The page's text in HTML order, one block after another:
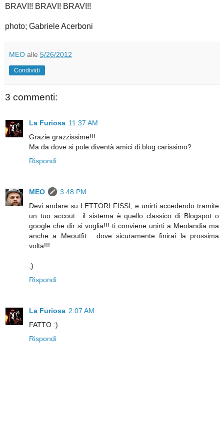
BRAVI!! BRAVI! BRAVI!!
photo; Gabriele Acerboni
MEO alle 5/26/2012
Condividi
3 commenti:
La Furiosa 11:37 AM
Grazie grazzissime!!!
Ma da dove si pole diventà amici di blog carissimo?
Rispondi
MEO
3:48 PM
Devi andare su LETTORI FISSI, e unirti accedendo tramite
un tuo accout.. il sistema è quello classico di Blogspot o
google che dir si voglia!!! ti conviene unirti a Meolandia ma
anche a Meoutfit... dove sicuramente finirai la prossima
volta!!!
;)
Rispondi
La Furiosa 2:07 AM
FATTO :)
Rispondi